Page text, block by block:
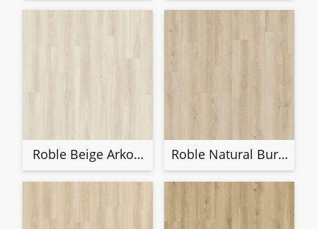
Roble Beige Arkona 40335Roble Natural